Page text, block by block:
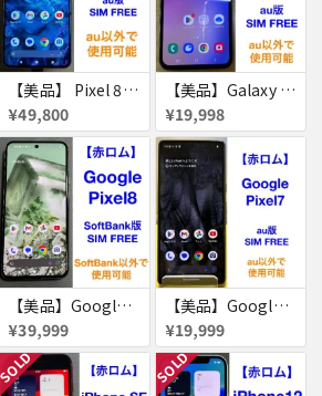
【美品】 Pixel 8 Pro 256GB 赤ロム
¥49,800
【美品】Galaxy A54 5G 128GB 赤ロム
¥19,998
【美品】Google Pixel8 128GB 赤ロム
¥39,999
【美品】Google Pixel7 128GB 赤ロム
¥19,999
SOLD SOLD